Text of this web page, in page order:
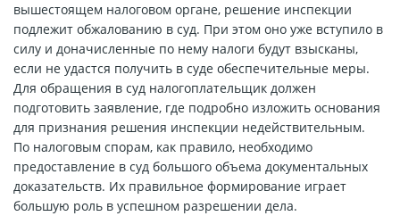
вышестоящем налоговом органе, решение инспекции
подлежит обжалованию в суд. При этом оно уже вступило в
силу и доначисленные по нему налоги будут взысканы,
если не удастся получить в суде обеспечительные меры.
Для обращения в суд налогоплательщик должен
подготовить заявление, где подробно изложить основания
для признания решения инспекции недействительным.
По налоговым спорам, как правило, необходимо
предоставление в суд большого объема документальных
доказательств. Их правильное формирование играет
большую роль в успешном разрешении дела.